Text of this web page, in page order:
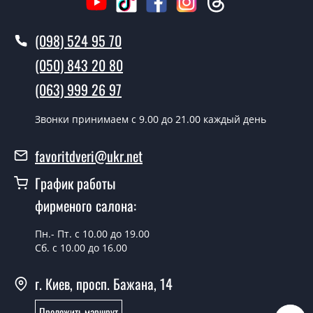
Как быстро можете установить двери
В тот же день в течении нескольких часов, при
условии наличия их на складе, либо на следующий
день.
замерщика?
Да можно.
У вас есть в наличии готовые двери
дверей.
входных дверей?
От 5200 грн.
(098) 524 95 70
(050) 843 20 80
(063) 999 26 97
Звонки принимаем c 9.00 до 21.00 каждый день
favoritdveri@ukr.net
График работы
фирменого салона:
Пн.- Пт. с 10.00 до 19.00
Сб. с 10.00 до 16.00
г. Киев, просп. Бажана, 14